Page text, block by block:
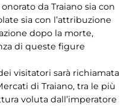
da Traiano sia con
sia con l’attribuzione
dopo la morte,
di queste figure
visitatori sarà richiamata
di Traiano, tra le più
voluta dall’imperatore